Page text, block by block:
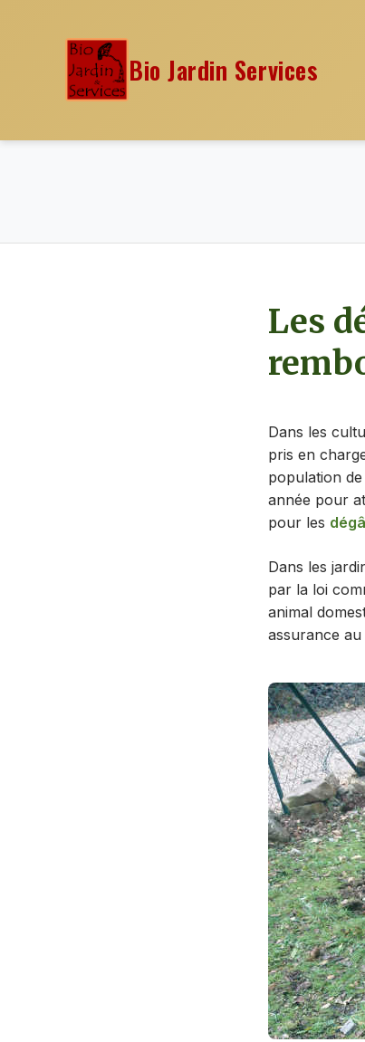
Bio Jardin Services
Les
Dans les
pris en
population
année pour
pour les
Dans les
par la loi
animal
assurance